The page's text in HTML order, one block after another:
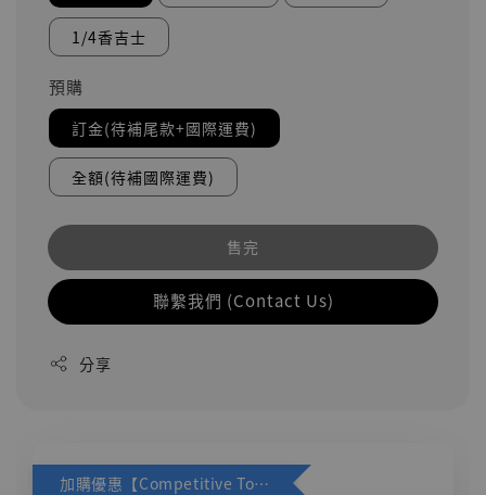
1/4香吉士
預購
訂金(待補尾款+國際運費)
全額(待補國際運費)
售完
聯繫我們 (Contact Us)
分享
加購優惠【Competitive Toys 梅西 [CM001]】